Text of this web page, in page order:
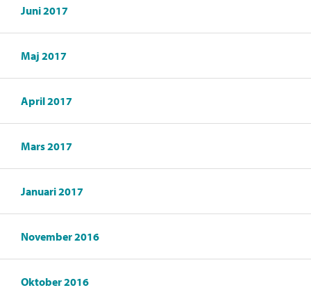
Juni 2017
Maj 2017
April 2017
Mars 2017
Januari 2017
November 2016
Oktober 2016